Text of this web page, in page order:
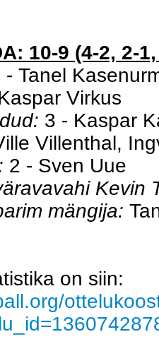
10-9 (4-2, 2-
- Tanel
Virkus
3 - Kaspar
Villenthal,
2 - Sven Uue
Kevin
mängija:
on siin: